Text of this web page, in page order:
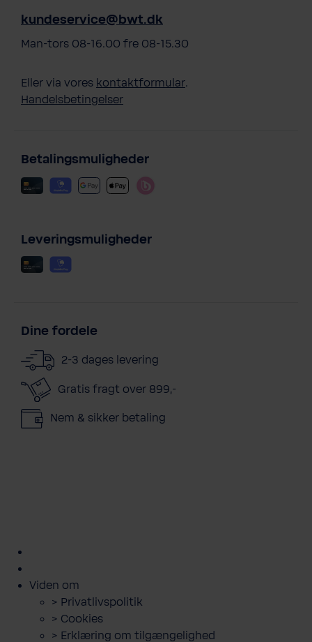
kundeservice@bwt.dk
Man-tors 08-16.00 fre 08-15.30
Eller via vores kontaktformular.
Handelsbetingelser
Betalingsmuligheder
Leveringsmuligheder
Dine fordele
2-3 dages levering
Gratis fragt over 899,-
Nem & sikker betaling
600
Bestil
Bestil
Book
Lej
Downloads
guides
Viden om
> Privatlivspolitik
> Cookies
> Erklæring om tilgængelighed